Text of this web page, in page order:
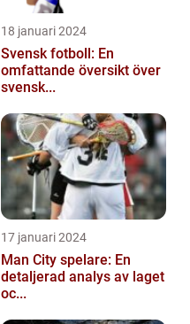
18 januari 2024
Svensk fotboll: En
omfattande översikt över
svensk...
17 januari 2024
Man City spelare: En
detaljerad analys av laget
oc...